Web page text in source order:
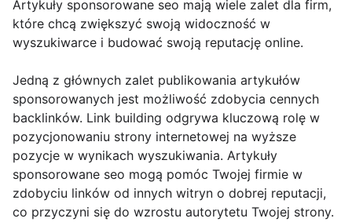
Artykuły sponsorowane seo mają wiele zalet dla firm,
które chcą zwiększyć swoją widoczność w
wyszukiwarce i budować swoją reputację online.
Jedną z głównych zalet publikowania artykułów
sponsorowanych jest możliwość zdobycia cennych
backlinków. Link building odgrywa kluczową rolę w
pozycjonowaniu strony internetowej na wyższe
pozycje w wynikach wyszukiwania. Artykuły
sponsorowane seo mogą pomóc Twojej firmie w
zdobyciu linków od innych witryn o dobrej reputacji,
co przyczyni się do wzrostu autorytetu Twojej strony.